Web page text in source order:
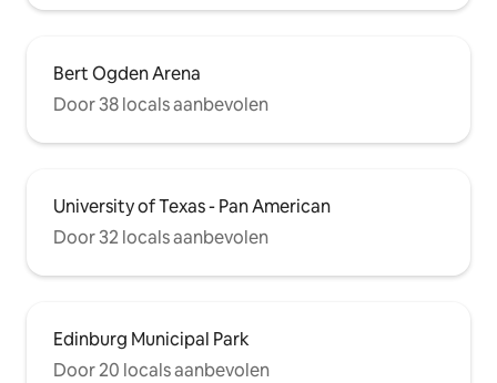
Bert Ogden Arena
Door 38 locals aanbevolen
University of Texas - Pan American
Door 32 locals aanbevolen
Edinburg Municipal Park
Door 20 locals aanbevolen